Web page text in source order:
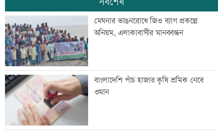
মেঘনার ভাঙনরোধে জিও ব্যাগ প্রকল্পে
অনিয়ম, এলাকাবাসীর মানববন্ধন
বাংলাদেশি পাঁচ হাজার কৃষি শ্রমিক নেবে
ওমান